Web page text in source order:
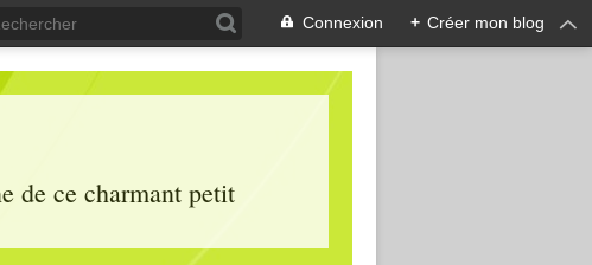
Connexion + Créer mon blog
de ce charmant petit